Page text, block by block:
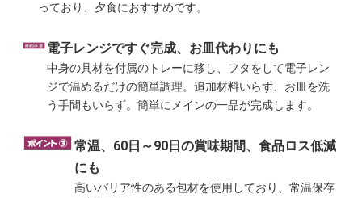
っており、夕食におすすめです。
電子レンジですぐ完成、お皿代わりにも
中身の具材を付属のトレーに移し、フタをして電子レン
ジで温めるだけの簡単調理。追加材料いらず、お皿を洗
う手間もいらず。簡単にメインの一品が完成します。
常温、60日～90日の賞味期間、食品ロス低減
にも
高いバリア性のある包材を使用しており、常温保存